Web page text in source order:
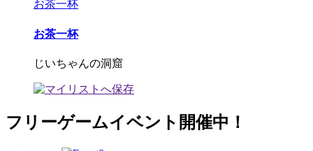
お茶一杯
お茶一杯
じいちゃんの洞窟
フリーゲームイベント開催中！